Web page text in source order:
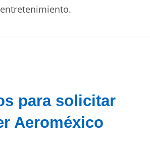
entretenimiento.
para solicitar
Aeroméxico